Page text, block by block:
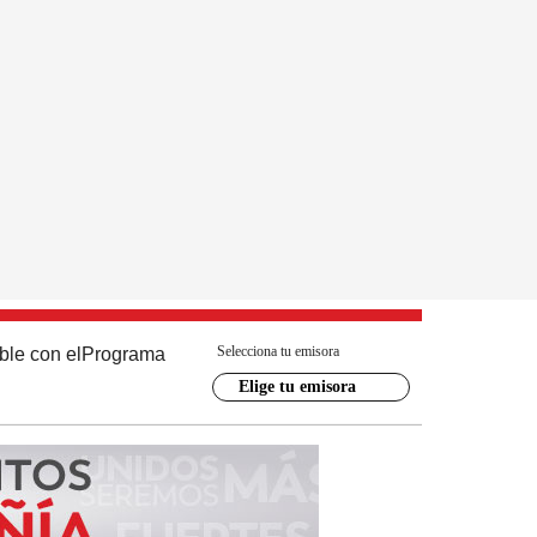
con el Programa Selecciona tu emisora
Elige tu emisora